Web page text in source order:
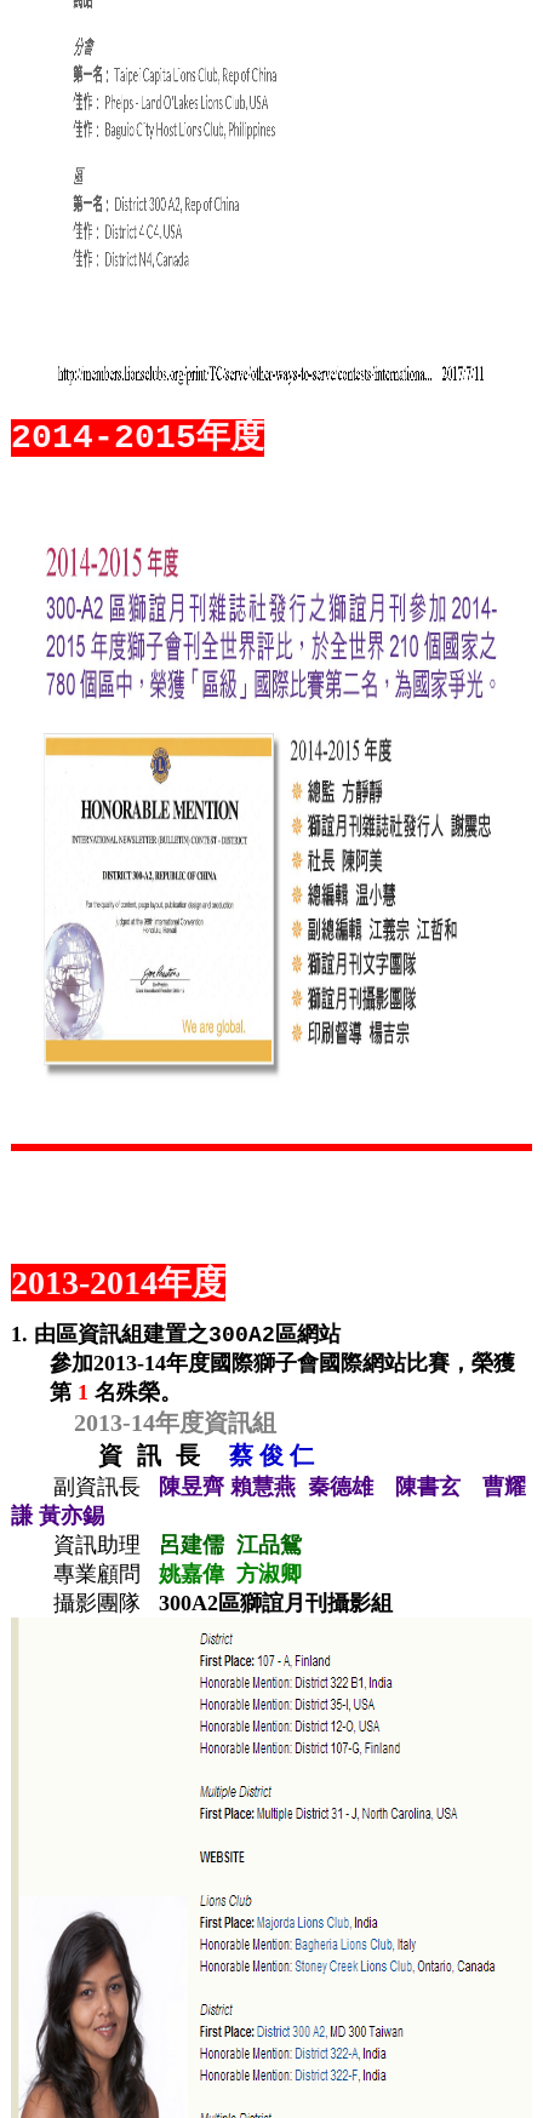
2014-2015年度
2013-2014年度
1. 由區資訊組建置之300A2 區網站
參加2013-14年度國際獅子會國際網站比賽，榮獲
第 1 名殊榮。
2013-14年度資訊組
資 訊 長 蔡 俊 仁
副資訊長 陳昱齊賴慧燕 秦德雄 陳書玄 曹耀
謙 黃亦錫
資訊助理
呂建儒 江品鴛
專業顧問 姚嘉偉 方淑卿
攝影團隊 300A2區獅誼月刊攝影組